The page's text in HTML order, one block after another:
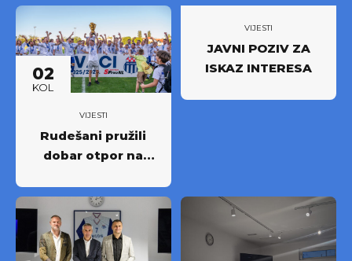
novi iskorak među
najboljima
02
KOL
VIJESTI
Rudešani pružili
dobar otpor na
VIJESTI
JAVNI POZIV ZA
ISKAZ INTERESA